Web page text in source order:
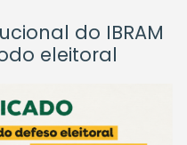
do IBRAM
eleitoral